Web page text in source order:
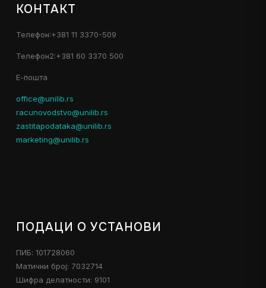
КОНТАКТ
Телефон:+381 11 3370-509
Телефон2:+381 60 3370 500
Е-пошта
office@unilib.rs
racunovodstvo@unilib.rs
zastitapodataka@unilib.rs
marketing@unilib.rs
ПОДАЦИ О УСТАНОВИ
ПИБ: 101728060
Матични број: 7032714
Шифра делатности: 9101